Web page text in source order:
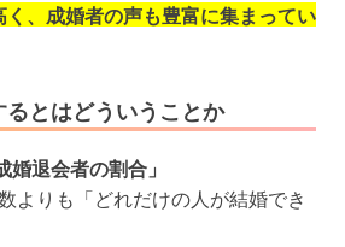
、成婚者の声も豊富に集まってい
るとはどういうことか
退会者の割合」
よりも「どれだけの人が結婚でき